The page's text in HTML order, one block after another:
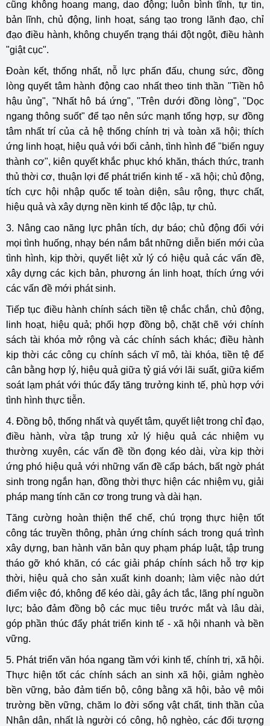
cũng không hoang mang, dao động; luôn bình tĩnh, tự tin,
bản lĩnh, chủ động, linh hoạt, sáng tạo trong lãnh đạo, chỉ
đạo điều hành, không chuyển trạng thái đột ngột, điều hành
"giật cục".
Đoàn kết, thống nhất, nỗ lực phấn đấu, chung sức, đồng
lòng quyết tâm hành động cao nhất theo tinh thần "Tiền hô
hậu ủng", "Nhất hô bá ứng", "Trên dưới đồng lòng", "Dọc
ngang thông suốt" để tạo nên sức mạnh tổng hợp, sự đồng
tâm nhất trí của cả hệ thống chính trị và toàn xã hội; thích
ứng linh hoạt, hiệu quả với bối cảnh, tình hình để "biến nguy
thành cơ", kiên quyết khắc phục khó khăn, thách thức, tranh
thủ thời cơ, thuận lợi để phát triển kinh tế - xã hội; chủ động,
tích cực hội nhập quốc tế toàn diện, sâu rộng, thực chất,
hiệu quả và xây dựng nền kinh tế độc lập, tự chủ.
3. Nâng cao năng lực phân tích, dự báo; chủ động đối với
mọi tình huống, nhạy bén nắm bắt những diễn biến mới của
tình hình, kịp thời, quyết liệt xử lý có hiệu quả các vấn đề,
xây dựng các kịch bản, phương án linh hoạt, thích ứng với
các vấn đề mới phát sinh.
Tiếp tục điều hành chính sách tiền tệ chắc chắn, chủ động,
linh hoạt, hiệu quả; phối hợp đồng bộ, chặt chẽ với chính
sách tài khóa mở rộng và các chính sách khác; điều hành
kịp thời các công cụ chính sách vĩ mô, tài khóa, tiền tệ để
cân bằng hợp lý, hiệu quả giữa tỷ giá với lãi suất, giữa kiểm
soát lạm phát với thúc đẩy tăng trưởng kinh tế, phù hợp với
tình hình thực tiễn.
4. Đồng bộ, thống nhất và quyết tâm, quyết liệt trong chỉ đạo,
điều hành, vừa tập trung xử lý hiệu quả các nhiệm vụ
thường xuyên, các vấn đề tồn đọng kéo dài, vừa kịp thời
ứng phó hiệu quả với những vấn đề cấp bách, bất ngờ phát
sinh trong ngắn hạn, đồng thời thực hiện các nhiệm vụ, giải
pháp mang tính căn cơ trong trung và dài hạn.
Tăng cường hoàn thiện thể chế, chú trọng thực hiện tốt
công tác truyền thông, phản ứng chính sách trong quá trình
xây dựng, ban hành văn bản quy phạm pháp luật, tập trung
tháo gỡ khó khăn, có các giải pháp chính sách hỗ trợ kịp
thời, hiệu quả cho sản xuất kinh doanh; làm việc nào dứt
điểm việc đó, không để kéo dài, gây ách tắc, lãng phí nguồn
lực; bảo đảm đồng bộ các mục tiêu trước mắt và lâu dài,
góp phần thúc đẩy phát triển kinh tế - xã hội nhanh và bền
vững.
5. Phát triển văn hóa ngang tầm với kinh tế, chính trị, xã hội.
Thực hiện tốt các chính sách an sinh xã hội, giảm nghèo
bền vững, bảo đảm tiến bộ, công bằng xã hội, bảo vệ môi
trường bền vững, chăm lo đời sống vật chất, tinh thần của
Nhân dân, nhất là người có công, hộ nghèo, các đối tượng